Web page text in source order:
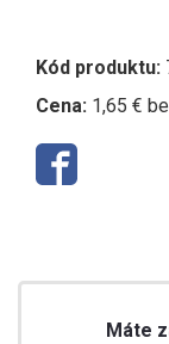
Kód produktu:
Cena: 1,65 €
Máte